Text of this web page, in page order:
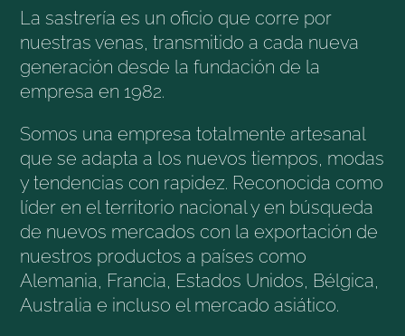
La sastrería es un oficio que corre por
nuestras venas, transmitido a cada nueva
generación desde la fundación de la
empresa en 1982.
Somos una empresa totalmente artesanal
que se adapta a los nuevos tiempos, modas
y tendencias con rapidez. Reconocida como
líder en el territorio nacional y en búsqueda
de nuevos mercados con la exportación de
nuestros productos a países como
Alemania, Francia, Estados Unidos, Bélgica,
Australia e incluso el mercado asiático.